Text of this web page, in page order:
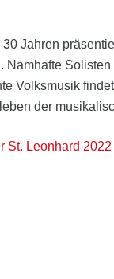
Jahren
Namhafte
Volksmusik
der
St. Leonhard